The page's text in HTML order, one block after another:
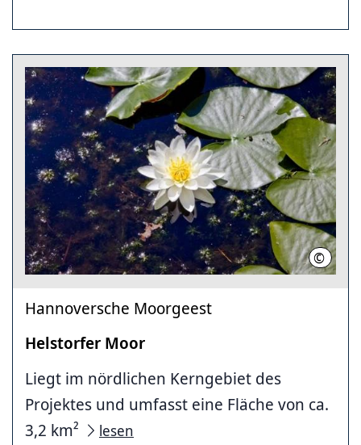
©
Hannoversche Moorgeest
Helstorfer Moor
Liegt im nördlichen Kerngebiet des
Projektes und umfasst eine Fläche von ca.
3,2 km²
lesen